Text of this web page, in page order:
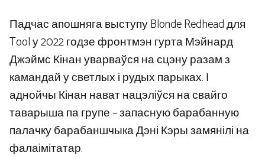
Падчас апошняга выступу Blonde Redhead для
Tool у 2022 годзе фронтмэн гурта Мэйнард
Джэймс Кінан уварваўся на сцэну разам з
камандай у светлых і рудых парыках. І
аднойчы Кінан нават нацэліўся на свайго
таварыша па групе – запасную барабанную
палачку барабаншчыка Дэні Кэры замянілі на
фалаімітатар.